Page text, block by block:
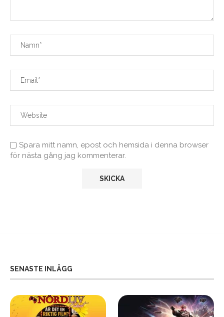
Spara mitt namn, epost och hemsida i denna browser
för nästa gång jag kommenterar.
SENASTE INLÄGG